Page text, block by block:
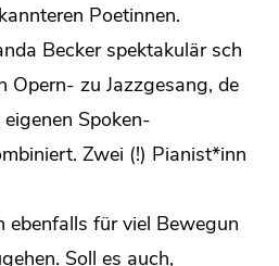
Poetinnen.
Becker spektakulär sch
Opern- zu Jazzgesang, de
Spoken-
Zwei (!) Pianist*inn
ebenfalls für viel Bewegun
Soll es auch,